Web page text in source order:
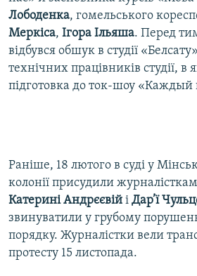
Лободенка, гомельського
Меркіса, Ігора Ільяша. Перед
відбувся обшук в студії
технічних працівників студії, в
підготовка до ток-шоу «Каждый
Раніше, 18 лютого в суді у
колонії присудили
Катерині Андрєєвій і Дар’ї
звинуватили у грубому
порядку. Журналістки вели
протесту 15 листопада.